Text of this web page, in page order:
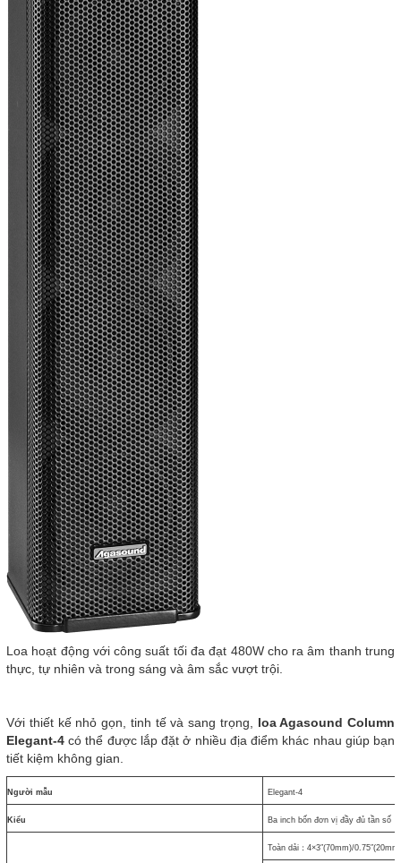
Loa hoạt động với công suất tối đa đạt 480W cho ra âm thanh trung
thực, tự nhiên và trong sáng và âm sắc vượt trội.
Với thiết kế nhỏ gọn, tinh tế và sang trọng, loa Agasound Column
Elegant-4 có thể được lắp đặt ở nhiều địa điểm khác nhau giúp bạn
tiết kiệm không gian.
Người mẫu Elegant-4
Kiểu Ba inch bốn đơn vị đầy đủ tần số
Toàn dải：4×3″(70mm)/